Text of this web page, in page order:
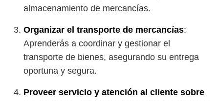
almacenamiento de mercancías.
Organizar el transporte de mercancías:
Aprenderás a coordinar y gestionar el
transporte de bienes, asegurando su entrega
oportuna y segura.
Proveer servicio y atención al cliente sobre